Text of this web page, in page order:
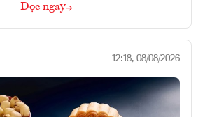
Đọc ngay
12:18, 08/08/2026